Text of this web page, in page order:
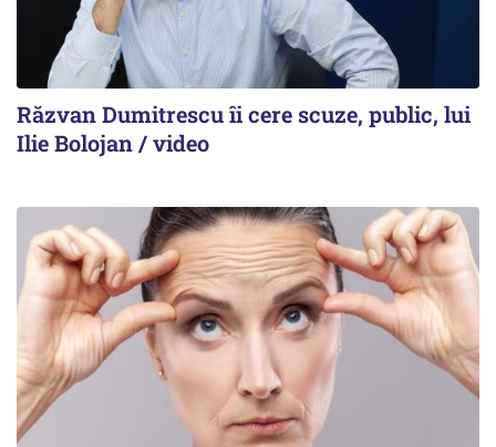
Răzvan Dumitrescu îi cere scuze, public, lui
Ilie Bolojan / video